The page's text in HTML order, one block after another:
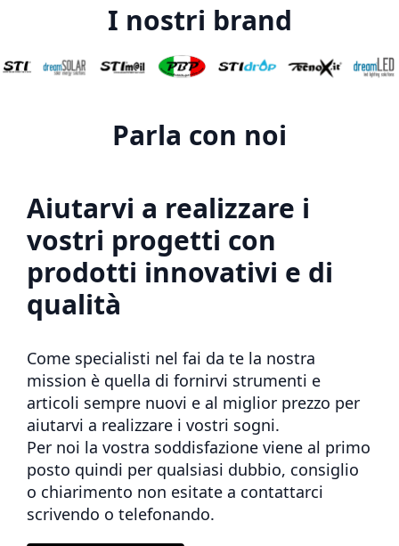
I nostri brand
Parla con noi
Aiutarvi a realizzare i
vostri progetti con
prodotti innovativi e di
qualità
Come specialisti nel fai da te la nostra
mission è quella di fornirvi strumenti e
articoli sempre nuovi e al miglior prezzo per
aiutarvi a realizzare i vostri sogni.
Per noi la vostra soddisfazione viene al primo
posto quindi per qualsiasi dubbio, consiglio
o chiarimento non esitate a contattarci
scrivendo o telefonando.